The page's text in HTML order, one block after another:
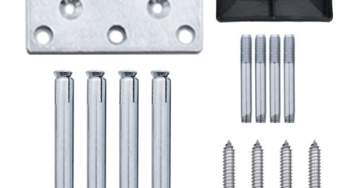
помощта на приложените анкерни винтове.
Вторият начин е чрез закрепването им в
циментова основа с помощта на шип за земя (не
е включен).
Цвят: Кафяв
Материал: Дървонапълнен полимерен
композит (WPC), алуминий, стомана
Общи размери: 175 x 146 cм (Ш х В)
Размери на дъската (всяка): 170 x 20,3 см